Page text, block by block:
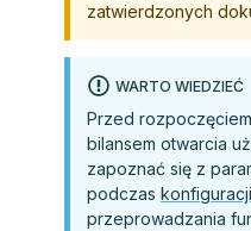
zatwierdzonych
WARTO WIEDZIEĆ
Przed
bilansem otwarcia
zapoznać się z
podczas
przeprowadzania